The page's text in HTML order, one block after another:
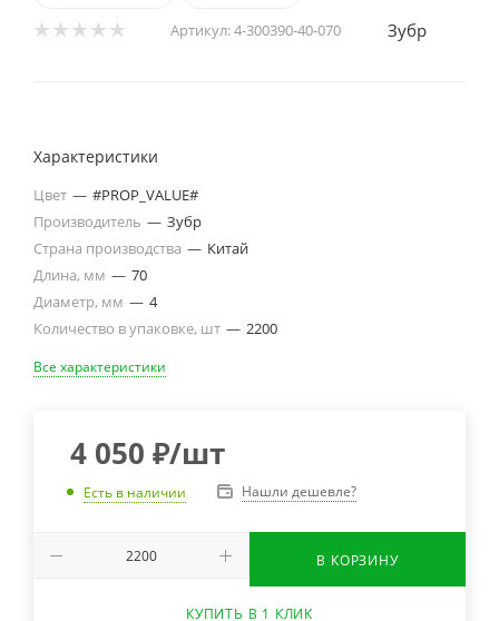
Артикул:4-300390-40-070 Зубр
Характеристики
Цвет — #PROP_VALUE#
Производитель — Зубр
Страна производства — Китай
Длина, мм — 70
Диаметр, мм — 4
Количество в упаковке, шт — 2200
Все характеристики
4 050 ₽/шт
Есть в наличии Нашли дешевле?
В КОРЗИНУ
КУПИТЬ В 1 КЛИК